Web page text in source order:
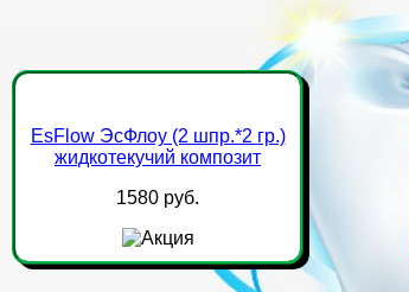
EsFlow ЭсФлоу (2 шпр.*2 гр.)
жидкотекучий композит
1580 руб.